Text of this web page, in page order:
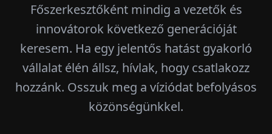
Főszerkesztőként mindig a vezetők és
innovátorok következő generációját
keresem. Ha egy jelentős hatást gyakorló
vállalat élén állsz, hívlak, hogy csatlakozz
hozzánk. Osszuk meg a víziódat befolyásos
közönségünkkel.